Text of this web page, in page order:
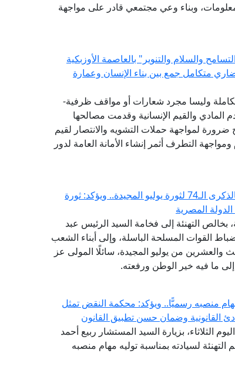
وبناء وعي مجتمعي قادر على مواجهة
والسلام والتنوير" بالعاصمة الأوزبكية
متكامل جمع بين بناء الإنسان وعمارة
وليسا مجرد شعارات أو مواقف ظرفية-
المادي والقيم الإنسانية وقدمت مصالحها
لمواجهة حملات التشويه والانتصار لقيم
التطرف أثمر إنشاء الأمانة العامة لدور
مفتي الجمهورية يهنئ الرئيس السيسي والشعب المصري بالذكرى الـ74 لثورة يوليو المجيدة.. ويؤكد: ثورة
المصرية
بخالص التهنئة إلى فخامة السيد الرئيس عبد
القوات المسلحة الباسلة، وإلى أبناء الشعب
والعشرين من يوليو المجيدة، سائلًا المولى عز
ما فيه خير الوطن ورفعته.
منصبه رسميًّا.. ويؤكد: محكمة النقض تمثل
القانونية وضمان حسن تطبيق القانون
الثلاثاء، بزيارة السيد المستشار ربيع أحمد
لسيادته بمناسبة توليه مهام منصبه